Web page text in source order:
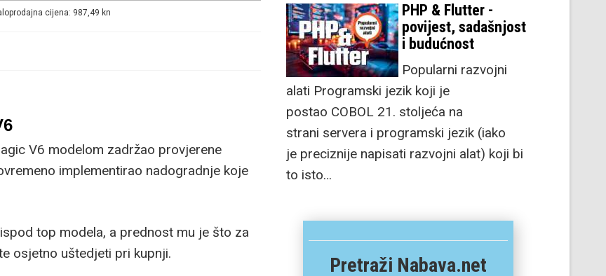
cijena: 987,49 kn
V6 modelom zadržao provjerene
implementirao nadogradnje koje
top modela, a prednost mu je što za
osjetno uštedjeti pri kupnji.
PHP & Flutter -
povijest, sadašnjost
i budućnost
Popularni razvojni
alati Programski jezik koji je
postao COBOL 21. stoljeća na
strani servera i programski jezik (iako
je preciznije napisati razvojni alat) koji bi
to isto…
Pretraži Nabava.net